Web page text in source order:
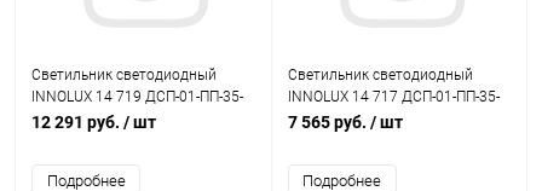
Светильник светодиодный
INNOLUX 14 719 ДСП-01-ПП-35-
1200-4К-IP65-A1
12 291 руб. / шт
Подробнее
Светильник светодиодный
INNOLUX 14 717 ДСП-01-ПП-35-
1200-4К-IP65
7 565 руб. / шт
Подробнее